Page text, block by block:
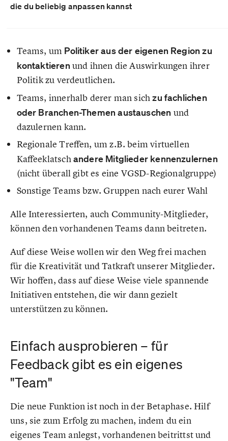
die du beliebig anpassen kannst
Teams, um Politiker aus der eigenen Region zu
kontaktieren und ihnen die Auswirkungen ihrer
Politik zu verdeutlichen.
Teams, innerhalb derer man sichzu fachlichen
oder Branchen-Themen austauschen und
dazulernen kann.
Regionale Treffen, um z.B. beim virtuellen
Kaffeeklatsch andere Mitglieder kennenzulernen
(nicht überall gibt es eine VGSD-Regionalgruppe)
Sonstige Teams bzw. Gruppen nach eurer Wahl
Alle Interessierten, auch Community-Mitglieder,
können den vorhandenen Teams dann beitreten.
Auf diese Weise wollen wir den Weg frei machen
für die Kreativität und Tatkraft unserer Mitglieder.
Wir hoffen, dass auf diese Weise viele spannende
Initiativen entstehen, die wir dann gezielt
unterstützen zu können.
Einfach ausprobieren – für
Feedback gibt es ein eigenes
"Team"
Die neue Funktion ist noch in der Betaphase. Hilf
uns, sie zum Erfolg zu machen, indem du ein
eigenes Team anlegst, vorhandenen beitrittst und